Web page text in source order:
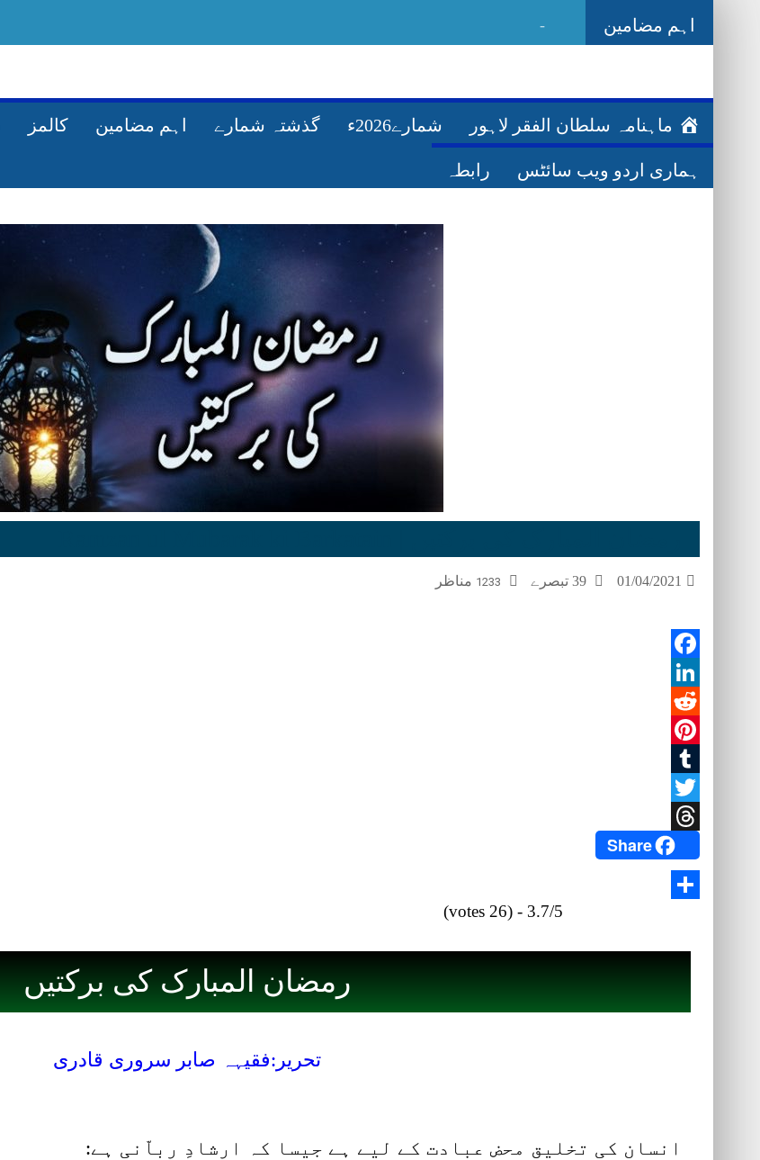
اہم مضامین Ghazw
ماہنامہ سلطان الفقر لاہور شمارے2026ء گذشتہ شمارے اہم مضامین کالمز
ہماری اردو ویب سائٹس رابطہ
01/04/2021
1233 مناظر
Facebook
LinkedIn
Reddit
Pinterest
Tumblr
Twitter
Threads
Share
3.7/5 - (26 votes)
رمضان المبارک کی برکتیں
تحریر:فقیہہ صابر سروری قادری
انسان کی تخلیق محض عبادت کے لیے ہے جیسا کہ ارشادِ رباّنی ہے: